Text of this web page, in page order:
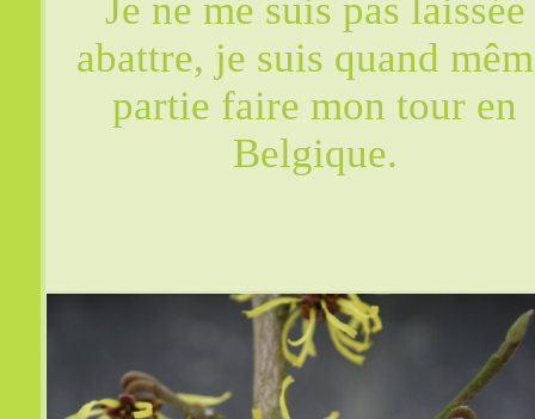
Je ne me suis pas laissée
abattre, je suis quand
partie faire mon tour en
Belgique.